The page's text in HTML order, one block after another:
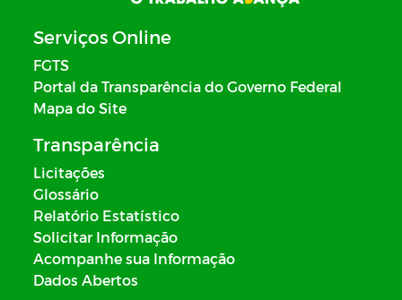
Serviços Online
FGTS
Portal da Transparência do Governo Federal
Mapa do Site
Transparência
Licitações
Glossário
Relatório Estatístico
Solicitar Informação
Acompanhe sua Informação
Dados Abertos